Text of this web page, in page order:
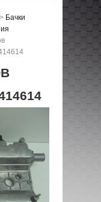
> Бачки